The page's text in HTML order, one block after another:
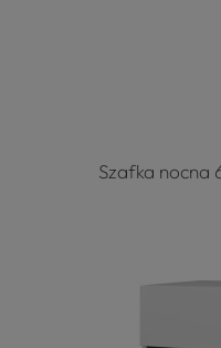
Szafka nocna